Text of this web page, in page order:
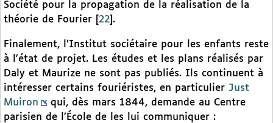
Société pour la propagation de la réalisation de la
théorie de Fourier
22 .
Finalement, l’Institut sociétaire pour les enfants reste
à l’état de projet. Les études et les plans réalisés par
Daly et Maurize ne sont pas publiés. Ils continuent à
intéresser certains fouriéristes, en particulier Just
Muiron
qui, dès mars 1844, demande au Centre
parisien de l’École de les lui communiquer :